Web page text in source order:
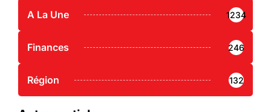
A La Une 1234
Finances 246
Région 132